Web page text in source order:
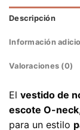
Descripción
Información
Valoraciones (0)
El vestido de
escote O-neck
para un estilo